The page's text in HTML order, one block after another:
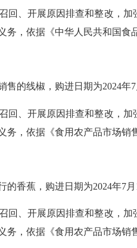
回、开展原因排查和整改，
务，依据《中华人民共和国食
售的线椒，购进日期为2024年
回、开展原因排查和整改，
务，依据《食用农产品市场销
的香蕉，购进日期为2024年7
回、开展原因排查和整改，
务，依据《食用农产品市场销